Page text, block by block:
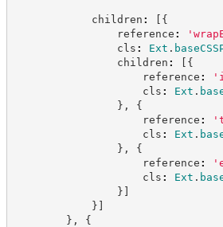
children : [ {
reference : '
cls : Ext .
children : [ {
reference : '
cls : Ext .
} ,
{
reference : '
cls : Ext .
} ,
{
reference : '
cls : Ext .
} ]
} ]
} ,
{